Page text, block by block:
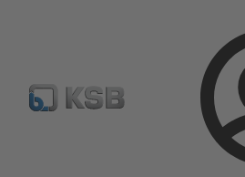
แค็ตตาล็อกผลิตภัณฑ์